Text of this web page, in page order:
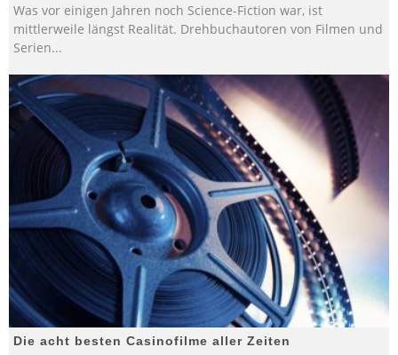
Was vor einigen Jahren noch Science-Fiction war, ist
mittlerweile längst Realität. Drehbuchautoren von Filmen und
Serien...
Die acht besten Casinofilme aller Zeiten